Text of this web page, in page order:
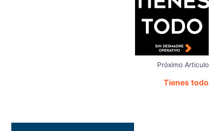
Próximo Articulo
Tienes todo